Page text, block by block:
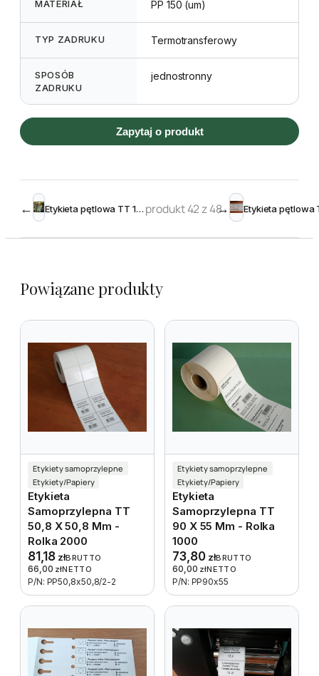
MATERIAŁ PP 150 (um)
TYP ZADRUKU Termotransferowy
SPOSÓB
ZADRUKU
jednostronny
Zapytaj o produkt
← Etykieta pętlowa TT 17 x 200 mm kolorowa- rolka 1000 produkt 42 z 48→
Powiązane produkty
Etykiety samoprzylepne
Etykiety/Papiery
Etykieta
Samoprzylepna TT
50,8 X 50,8 Mm -
Rolka 2000
81,18 złBRUTTO
66,00 złNETTO
P/N: PP50,8x50,8/2-2
Etykiety samoprzylepne
Etykiety/Papiery
Etykieta
Samoprzylepna TT
90 X 55 Mm - Rolka
1000
73,80 złBRUTTO
60,00 złNETTO
P/N: PP90x55